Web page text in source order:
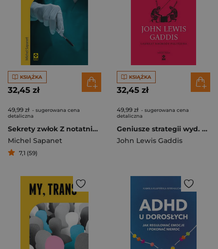
KSIĄŻKA
32,45 zł
49,99 zł - sugerowana cena
detaliczna
Sekrety zwłok Z notatnika lekarza medycyny sądowej
Michel Sapanet
7,1 (59)
KSIĄŻKA
32,45 zł
49,99 zł - sugerowana cena
detaliczna
Geniusze strategii wyd. 2025
John Lewis Gaddis